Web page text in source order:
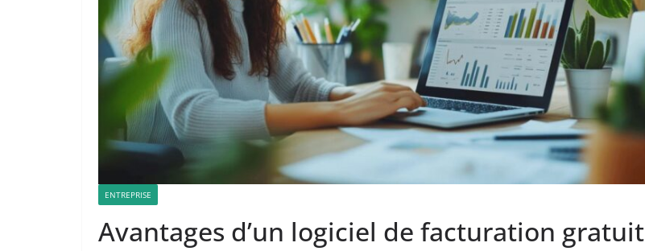
ENTREPRISE
Avantages d’un logiciel de facturation gratuit